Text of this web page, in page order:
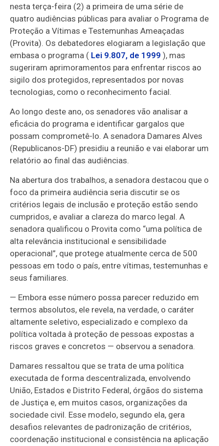
nesta terça-feira (2) a primeira de uma série de
quatro audiências públicas para avaliar o Programa de
Proteção a Vítimas e Testemunhas Ameaçadas
(Provita). Os debatedores elogiaram a legislação que
embasa o programa ( Lei 9.807, de 1999 ), mas
sugeriram aprimoramentos para enfrentar riscos ao
sigilo dos protegidos, representados por novas
tecnologias, como o reconhecimento facial.
Ao longo deste ano, os senadores vão analisar a
eficácia do programa e identificar gargalos que
possam comprometê-lo. A senadora Damares Alves
(Republicanos-DF) presidiu a reunião e vai elaborar um
relatório ao final das audiências.
Na abertura dos trabalhos, a senadora destacou que o
foco da primeira audiência seria discutir se os
critérios legais de inclusão e proteção estão sendo
cumpridos, e avaliar a clareza do marco legal. A
senadora qualificou o Provita como “uma política de
alta relevância institucional e sensibilidade
operacional”, que protege atualmente cerca de 500
pessoas em todo o país, entre vítimas, testemunhas e
seus familiares.
— Embora esse número possa parecer reduzido em
termos absolutos, ele revela, na verdade, o caráter
altamente seletivo, especializado e complexo da
política voltada à proteção de pessoas expostas a
riscos graves e concretos — observou a senadora.
Damares ressaltou que se trata de uma política
executada de forma descentralizada, envolvendo
União, Estados e Distrito Federal, órgãos do sistema
de Justiça e, em muitos casos, organizações da
sociedade civil. Esse modelo, segundo ela, gera
desafios relevantes de padronização de critérios,
coordenação institucional e consistência na aplicação